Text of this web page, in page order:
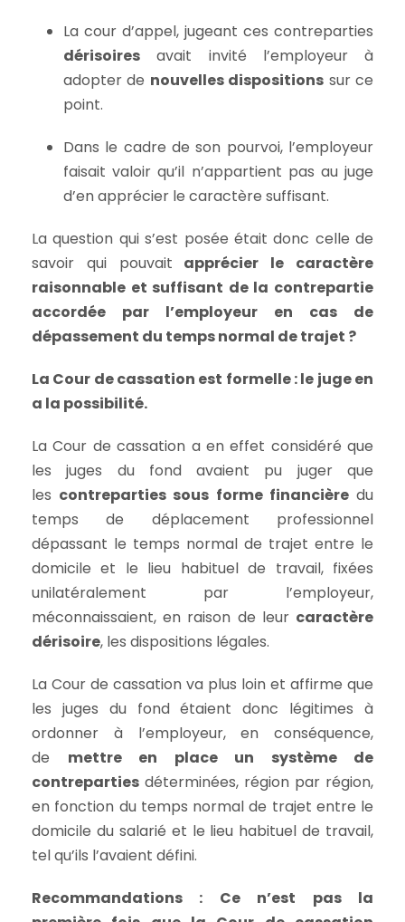
La cour d’appel, jugeant ces contreparties
dérisoires avait invité l’employeur à
adopter de nouvelles dispositions sur ce
point.
Dans le cadre de son pourvoi, l’employeur
faisait valoir qu’il n’appartient pas au juge
d’en apprécier le caractère suffisant.
La question qui s’est posée était donc celle de
savoir qui pouvait apprécier le caractère
raisonnable et suffisant de la contrepartie
accordée par l’employeur en cas de
dépassement du temps normal de trajet ?
La Cour de cassation est formelle : le juge en
a la possibilité.
La Cour de cassation a en effet considéré que
les juges du fond avaient pu juger que
les contreparties sous forme financièredu
temps de déplacement professionnel
dépassant le temps normal de trajet entre le
domicile et le lieu habituel de travail, fixées
unilatéralement par l’employeur,
méconnaissaient, en raison de leur caractère
dérisoire, les dispositions légales.
La Cour de cassation va plus loin et affirme que
les juges du fond étaient donc légitimes à
ordonner à l’employeur, en conséquence,
de mettre en place un système de
contreparties déterminées, région par région,
en fonction du temps normal de trajet entre le
domicile du salarié et le lieu habituel de travail,
tel qu’ils l’avaient défini.
Recommandations : Ce n’est pas la